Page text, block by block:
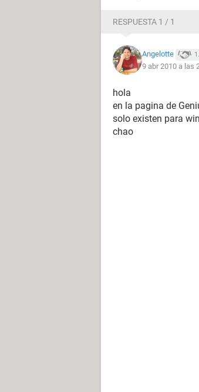
RESPUESTA 1 / 1
Angelotte
9 abr 2010 a las
hola
en la pagina de
solo existen para
chao